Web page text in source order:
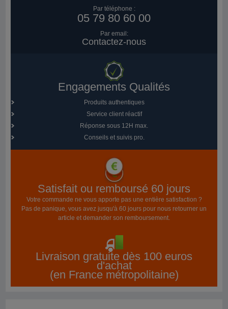
Par téléphone :
05 79 80 60 00
Par email:
Contactez-nous
Engagements Qualités
Produits authentiques
Service client réactif
Réponse sous 12H max.
Conseils et suivis pro.
Satisfait ou remboursé 60 jours
Votre commande ne vous apporte pas une entière satisfaction ?
Pas de panique, vous avez jusqu'à 60 jours pour nous retourner un
article et demander son remboursement.
Livraison gratuite dès 100 euros
d'achat
(en France métropolitaine)